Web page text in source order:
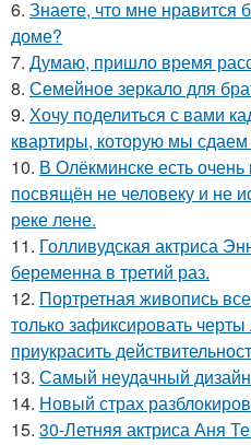
6. Знаете, что мне нравится
доме?
7. Думаю, пришло время
8. Семейное зеркало для
9. Хочу поделиться с вами
квартиры, которую мы сдаем
10. В Олёкминске есть
посвящён не человеку и не
реке лене.
11. Голливудская актриса
беременна в третий раз.
12. Портретная живопись
только зафиксировать
приукрасить
13. Самый неудачный дизайн
14. Новый страх
15. 30-Летняя актриса Аня